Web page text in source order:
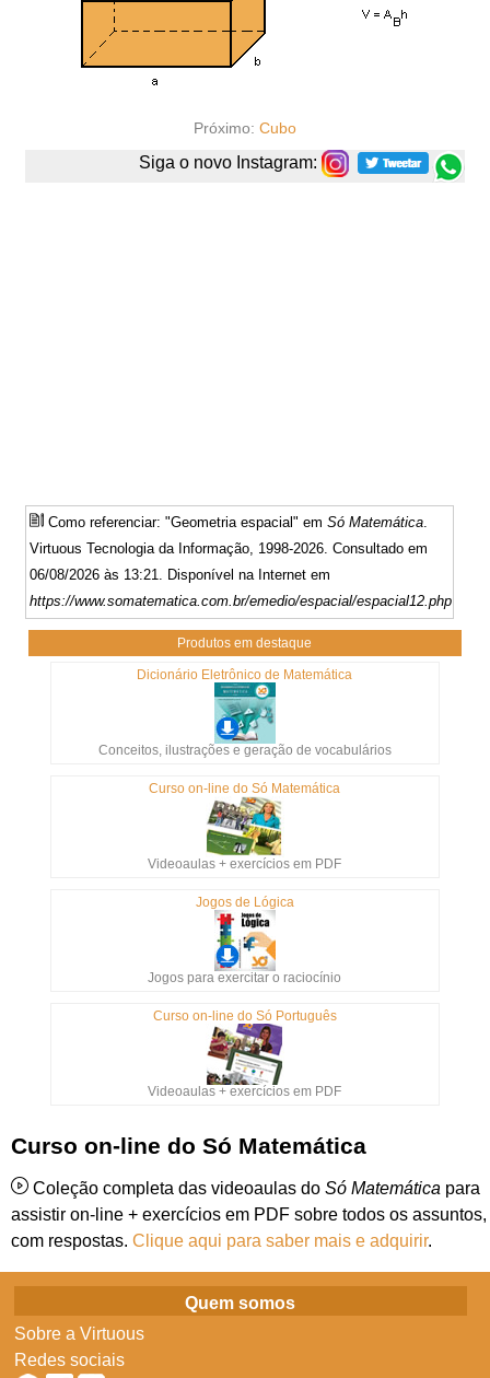
Próximo: Cubo
Siga o novo Instagram:
Como referenciar: "Geometria espacial" emSó Matemática
Virtuous Tecnologia da Informação, 1998-2026. Consultado em
06/08/2026 às 13:21. Disponível na Internet em
https://www.somatematica.com.br/emedio/espacial/espacial12.php
Produtos em destaque
Dicionário Eletrônico de Matemática
Conceitos, ilustrações e geração de vocabulários
Curso on-line do Só Matemática
Videoaulas + exercícios em PDF
Jogos de Lógica
Jogos para exercitar o raciocínio
Curso on-line do Só Português
Videoaulas + exercícios em PDF
Curso on-line do Só Matemática
Coleção completa das videoaulas do Só Matemática para
assistir on-line + exercícios em PDF sobre todos os assuntos,
com respostas. Clique aqui para saber mais e adquirir.
Quem somos
Sobre a Virtuous
Redes sociais